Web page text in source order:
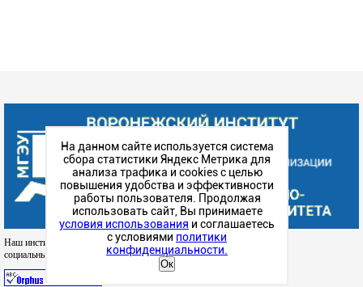
Наш институт в
социальных сетях
На данном сайте используется система
сбора статистики Яндекс Метрика для
анализа трафика и cookies с целью
повышения удобства и эффективности
работы пользователя. Продолжая
использовать сайт, Вы принимаете
условия использования и соглашаетесь
с условиями политики
конфиденциальности.
Ок